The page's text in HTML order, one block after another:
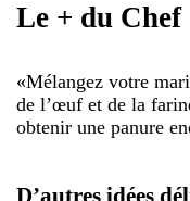
Le + du Chef
«Mélangez votre
de l’œuf et de la
obtenir une panure
D’autres idées